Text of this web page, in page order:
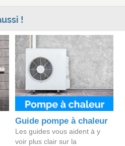
!
Guide pompe à chaleur
Les guides vous aident à y
voir plus clair sur la